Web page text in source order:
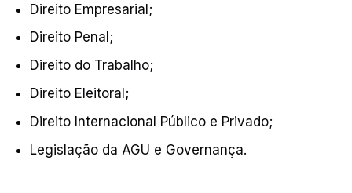
Direito Empresarial;
Direito Penal;
Direito do Trabalho;
Direito Eleitoral;
Direito Internacional Público e Privado;
Legislação da AGU e Governança.